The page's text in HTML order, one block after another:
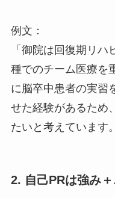
例文：
「御院は回復期リ
種でのチーム医療を
に脳卒中患者の実習
せた経験があるため
たいと考えています
2. 自己PRは強み